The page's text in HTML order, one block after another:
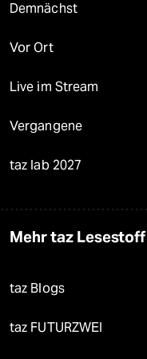
Demnächst
Vor Ort
Live im Stream
Vergangene
taz lab 2027
Mehr taz Lesestoff
taz Blogs
taz FUTURZWEI